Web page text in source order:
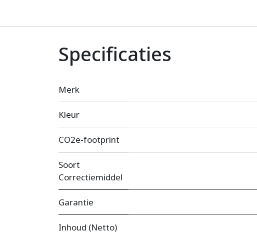
Specificaties
Merk
Kleur
CO2e-footprint
Soort
Correctiemiddel
Garantie
Inhoud (Netto)